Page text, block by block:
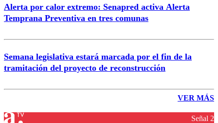
Alerta por calor extremo: Senapred activa Alerta
Temprana Preventiva en tres comunas
Semana legislativa estará marcada por el fin de la
tramitación del proyecto de reconstrucción
VER MÁS
Señal 2